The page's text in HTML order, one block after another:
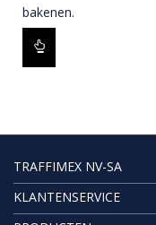
bakenen.
TRAFFIMEX NV-SA
KLANTENSERVICE